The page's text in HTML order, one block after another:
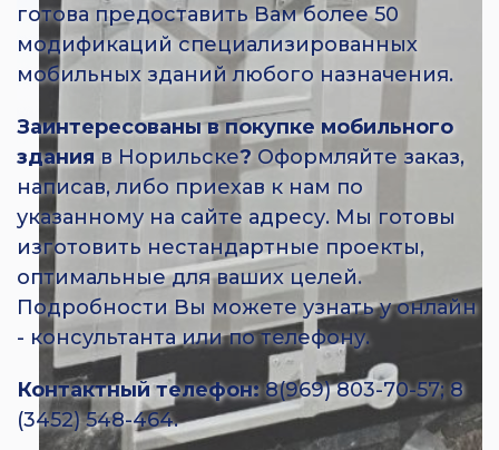
готова предоставить Вам более 50
модификаций специализированных
мобильных зданий любого назначения.
Заинтересованы в покупке мобильного
здания в Норильске? Оформляйте заказ,
написав, либо приехав к нам по
указанному на сайте адресу. Мы готовы
изготовить нестандартные проекты,
оптимальные для ваших целей.
Подробности Вы можете узнать у онлайн
- консультанта или по телефону.
Контактный телефон:8(969) 803-70-57; 8
(3452) 548-464.